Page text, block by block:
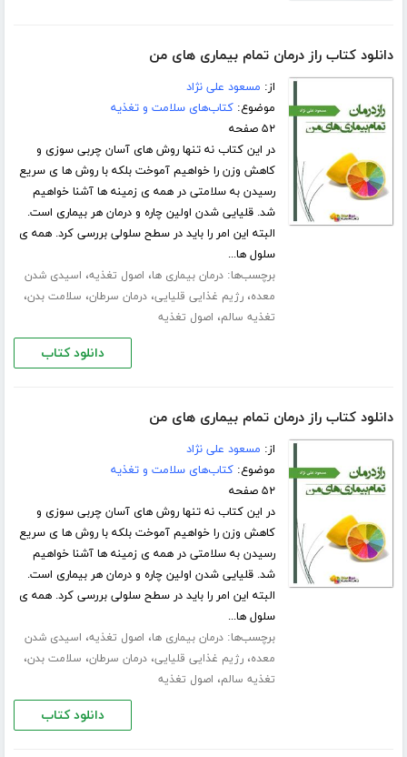
دانلود کتاب راز درمان تمام بیماری های من
از: مسعود علی نژاد
موضوع:کتاب‌های سلامت و تغذیه
۵۲ صفحه
در این کتاب نه تنها روش های آسان چربی سوزی و
کاهش وزن را خواهیم آموخت بلکه با روش ها ی سریع
رسیدن به سلامتی در همه ی زمینه ها آشنا خواهیم
شد. قلیایی شدن اولین چاره و درمان هر بیماری است.
البته این امر را باید در سطح سلولی بررسی کرد. همه ی
سلول ها...
برچسب‌ها:درمان بیماری ها، اصول تغذیه، اسیدی شدن
معده،رژیم غذایی قلیایی،درمان سرطان، سلامت بدن،
تغذیه سالم، اصول تغذیه
دانلود کتاب
دانلود کتاب راز درمان تمام بیماری های من
از: مسعود علی نژاد
موضوع:کتاب‌های سلامت و تغذیه
۵۲ صفحه
در این کتاب نه تنها روش های آسان چربی سوزی و
کاهش وزن را خواهیم آموخت بلکه با روش ها ی سریع
رسیدن به سلامتی در همه ی زمینه ها آشنا خواهیم
شد. قلیایی شدن اولین چاره و درمان هر بیماری است.
البته این امر را باید در سطح سلولی بررسی کرد. همه ی
سلول ها...
برچسب‌ها:درمان بیماری ها، اصول تغذیه، اسیدی شدن
معده،رژیم غذایی قلیایی،درمان سرطان، سلامت بدن،
تغذیه سالم، اصول تغذیه
دانلود کتاب